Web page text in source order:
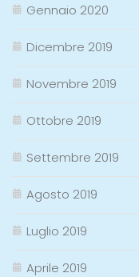
Gennaio 2020
Dicembre 2019
Novembre 2019
Ottobre 2019
Settembre 2019
Agosto 2019
Luglio 2019
Aprile 2019